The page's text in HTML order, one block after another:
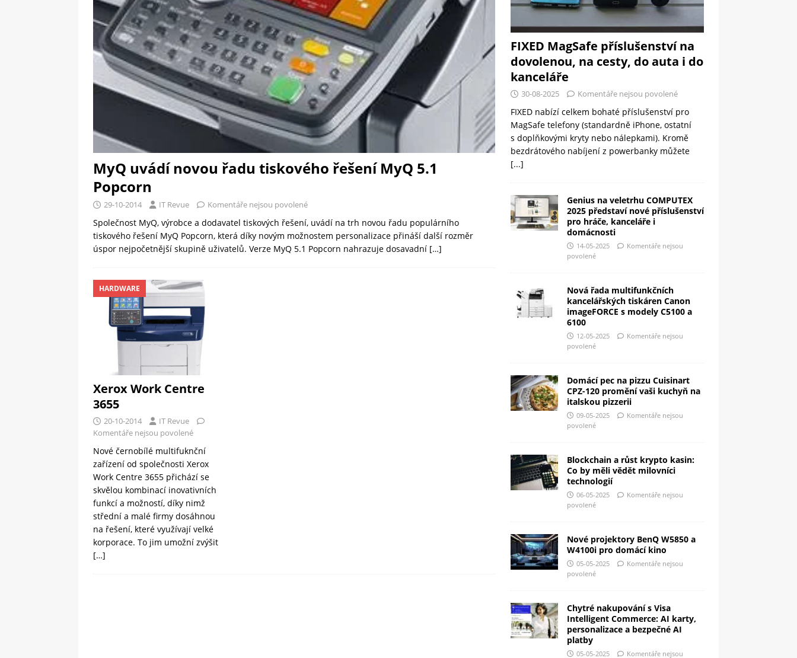
MyQ uvádí novou řadu tiskového řešení MyQ 5.1
Popcorn
29-10-2014 IT Revue Komentáře nejsou povolené
Společnost MyQ, výrobce a dodavatel tiskových řešení, uvádí na trh novou řadu populárního
tiskového řešení MyQ Popcorn, která díky novým možnostem personalizace přináší další rozměr
úspor nejpočetnější skupině uživatelů. Verze MyQ 5.1 Popcorn nahrazuje dosavadní […]
HARDWARE
Xerox Work Centre
3655
20-10-2014
IT Revue
Komentáře nejsou povolené
Nové černobílé multifuknční
zařízení od společnosti Xerox
Work Centre 3655 přichází se
skvělou kombinací inovativních
funkcí a možností, díky nimž
střední a malé firmy dosáhnou
na řešení, které využívají velké
korporace. To jim umožní zvýšit
[…]
FIXED MagSafe příslušenství na
dovolenou, na cesty, do auta i do
kanceláře
30-08-2025 Komentáře nejsou povolené
FIXED nabízí celkem bohaté příslušenství pro
MagSafe telefony (standardně iPhone, ostatní
s doplňkovými kryty nebo nálepkami). Kromě
bezdrátového nabíjení z powerbanky můžete
[...]
Genius na veletrhu COMPUTEX
2025 představí nové příslušenství
pro hráče, kanceláře i
domácnosti
14-05-2025
Komentáře nejsou
povolené
Nová řada multifunkčních
kancelářských tiskáren Canon
imageFORCE s modely C5100 a
6100
12-05-2025
Komentáře nejsou
povolené
Domácí pec na pizzu Cuisinart
CPZ-120 promění vaši kuchyň na
italskou pizzerii
09-05-2025
Komentáře nejsou
povolené
Blockchain a růst krypto kasin:
Co by měli vědět milovníci
technologií
06-05-2025
Komentáře nejsou
povolené
Nové projektory BenQ W5850 a
W4100i pro domácí kino
05-05-2025
Komentáře nejsou
povolené
Chytré nakupování s Visa
Intelligent Commerce: AI karty,
personalizace a bezpečné AI
platby
05-05-2025 Komentáře nejsou